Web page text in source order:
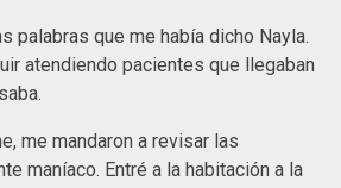
palabras que me había dicho Nayla.
atendiendo pacientes que llegaban
me mandaron a revisar las
maníaco. Entré a la habitación a la